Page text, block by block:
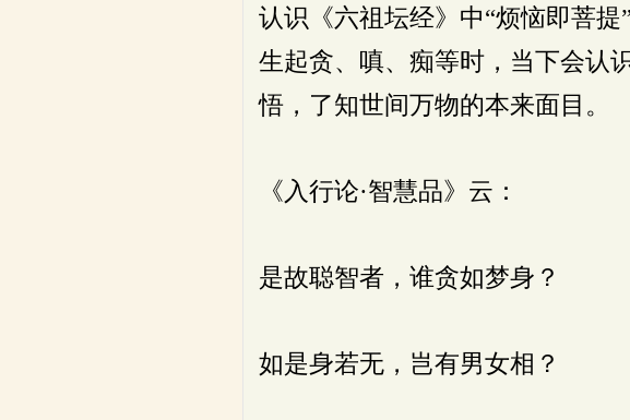
认识《六祖坛经》中“烦恼即菩
生起贪、嗔、痴等时，当下会认
悟，了知世间万物的本来面目。
《入行论·智慧品》云：
是故聪智者，谁贪如梦身？
如是身若无，岂有男女相？